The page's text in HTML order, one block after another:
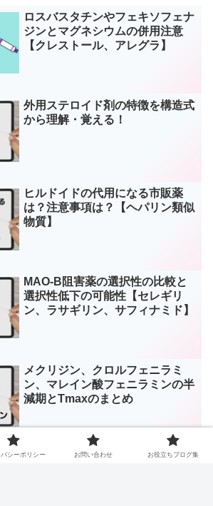
ロスバスタチンやフェキソフェナ
ジンとマグネシウムの併用注意
【クレストール、アレグラ】
外用ステロイド剤の特徴を構造式
から理解・覚える！
ヒルドイドの代用になる市販薬
は？注意事項は？【ヘパリン類似
物質】
MAO-B阻害薬の選択性の比較と
選択性低下の可能性【セレギリ
ン、ラサギリン、サフィナミド】
メクリジン、クロルフェニラミ
ン、マレイン酸フェニラミンの半
減期とTmaxのまとめ
デキストロメトルファンはMAO-
バシーポリシー お問い合わせ お役立ちブログ集